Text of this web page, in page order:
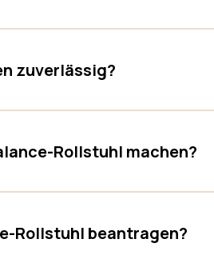
zuverlässig?
Rollstuhl machen?
Rollstuhl beantragen?